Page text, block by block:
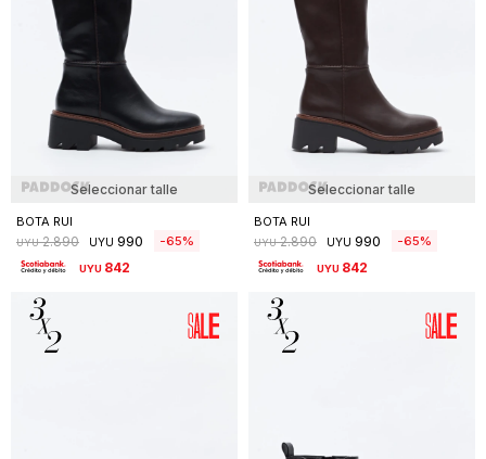
Seleccionar talle
BOTA RUI
UYU 2.890 UYU 990 65
UYU 842
Seleccionar talle
BOTA RUI
UYU 2.890 UYU 990 65
UYU 842